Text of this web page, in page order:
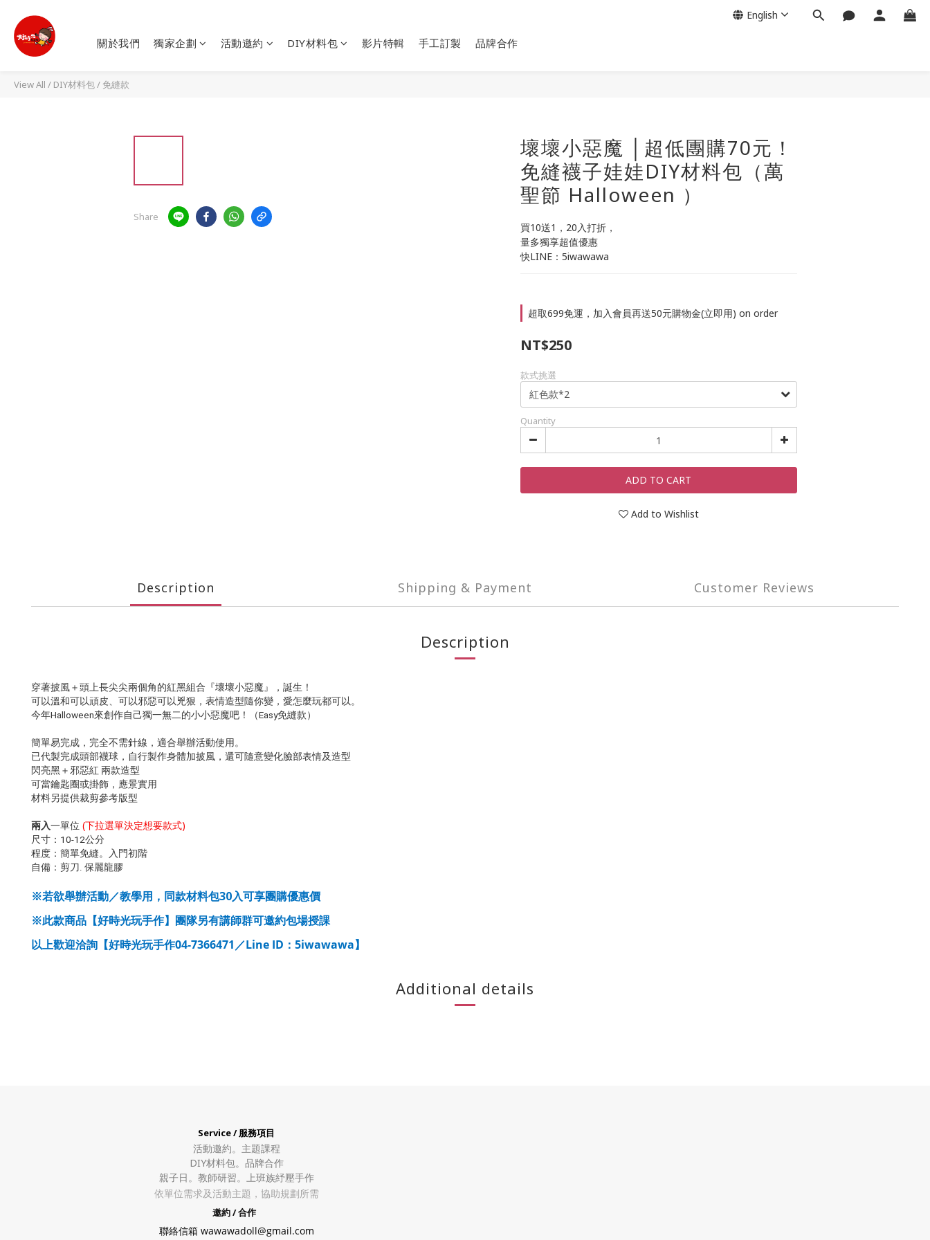
關於我們 獨家企劃 活動邀約 DIY材料包 影片特輯 手工訂製 品牌合作
English
View All / DIY材料包/免縫款
Share
壞壞小惡魔 │超低團購70元！
免縫襪子娃娃DIY材料包（萬
聖節 Halloween ）
買10送1，20入打折，
量多獨享超值優惠
快LINE：5iwawawa
超取699免運，加入會員再送50元購物金(立即用) on order
NT$250
款式挑選
Quantity
ADD TO CART
Add to Wishlist
Description Shipping & Payment Customer Reviews
Description
穿著披風＋頭上長尖尖兩個角的紅黑組合『壞壞小惡魔』，誕生！
可以溫和可以頑皮、可以邪惡可以兇狠，表情造型隨你變，愛怎麼玩都可以。
今年Halloween來創作自己獨一無二的小小惡魔吧！（Easy免縫款）
簡單易完成，完全不需針線，適合舉辦活動使用。
已代製完成頭部襪球，自行製作身體加披風，還可隨意變化臉部表情及造型
閃亮黑＋邪惡紅 兩款造型
可當鑰匙圈或掛飾，應景實用
材料另提供裁剪參考版型
兩入一單位 (下拉選單決定想要款式)
尺寸：10-12公分
程度：簡單免縫。入門初階
自備：剪刀. 保麗龍膠
※若欲舉辦活動／教學用，同款材料包30入可享團購優惠價
※此款商品【好時光玩手作】團隊另有講師群可邀約包場授課
以上歡迎洽詢【好時光玩手作04-7366471 ／Line ID ： 5iwawawa 】
Additional details
Service / 服務項目
活動邀約。 主題課程
DIY材料包。 品牌合作
親子日。教師研習。上班族紓壓手作
依單位需求及活動主題，協助規劃所需
邀約 / 合作
聯絡信箱 wawawadoll@gmail.com